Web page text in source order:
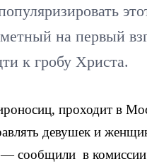
на первый
к гробу Христа.
проходит в
девушек и
— сообщили в